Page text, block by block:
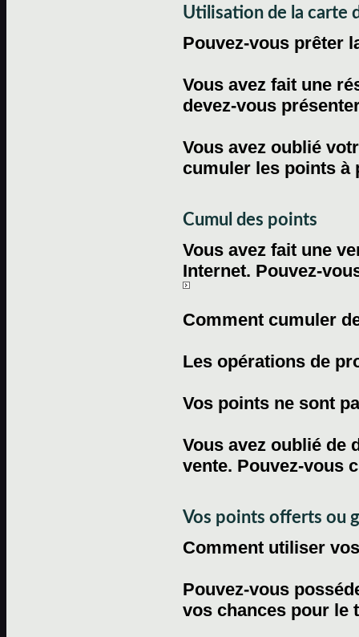
Utilisation de la carte
Pouvez-vous prêter
Vous avez fait une
devez-vous
Vous avez oublié
cumuler les points
Cumul des points
Vous avez fait une
Internet. Pouvez-
Comment cumuler
Les opérations de
Vos points ne sont
Vous avez oublié de
vente. Pouvez-vous
Vos points offerts ou
Comment utiliser
Pouvez-vous
vos chances pour le